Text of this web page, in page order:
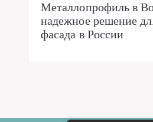
Металлопрофиль в
надежное решение
фасада в России